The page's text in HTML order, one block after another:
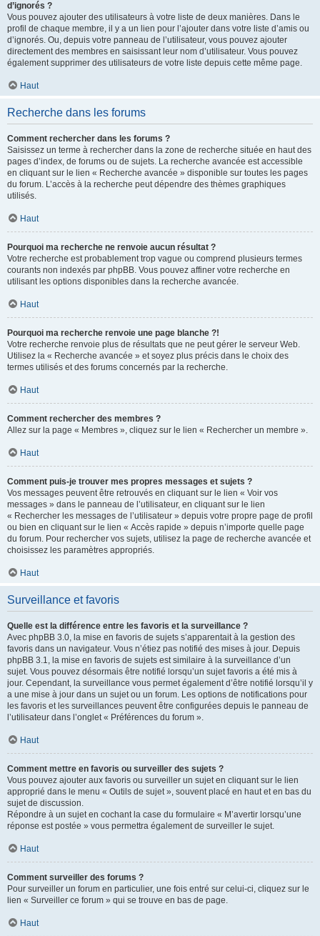
d’ignorés ?
Vous pouvez ajouter des utilisateurs à votre liste de deux manières. Dans le
profil de chaque membre, il y a un lien pour l’ajouter dans votre liste d’amis ou
d’ignorés. Ou, depuis votre panneau de l’utilisateur, vous pouvez ajouter
directement des membres en saisissant leur nom d’utilisateur. Vous pouvez
également supprimer des utilisateurs de votre liste depuis cette même page.
Haut
Recherche dans les forums
Comment rechercher dans les forums ?
Saisissez un terme à rechercher dans la zone de recherche située en haut des
pages d’index, de forums ou de sujets. La recherche avancée est accessible
en cliquant sur le lien « Recherche avancée » disponible sur toutes les pages
du forum. L’accès à la recherche peut dépendre des thèmes graphiques
utilisés.
Haut
Pourquoi ma recherche ne renvoie aucun résultat ?
Votre recherche est probablement trop vague ou comprend plusieurs termes
courants non indexés par phpBB. Vous pouvez affiner votre recherche en
utilisant les options disponibles dans la recherche avancée.
Haut
Pourquoi ma recherche renvoie une page blanche ?!
Votre recherche renvoie plus de résultats que ne peut gérer le serveur Web.
Utilisez la « Recherche avancée » et soyez plus précis dans le choix des
termes utilisés et des forums concernés par la recherche.
Haut
Comment rechercher des membres ?
Allez sur la page « Membres », cliquez sur le lien « Rechercher un membre ».
Haut
Comment puis-je trouver mes propres messages et sujets ?
Vos messages peuvent être retrouvés en cliquant sur le lien « Voir vos
messages » dans le panneau de l’utilisateur, en cliquant sur le lien
« Rechercher les messages de l’utilisateur » depuis votre propre page de profil
ou bien en cliquant sur le lien « Accès rapide » depuis n’importe quelle page
du forum. Pour rechercher vos sujets, utilisez la page de recherche avancée et
choisissez les paramètres appropriés.
Haut
Surveillance et favoris
Quelle est la différence entre les favoris et la surveillance ?
Avec phpBB 3.0, la mise en favoris de sujets s’apparentait à la gestion des
favoris dans un navigateur. Vous n’étiez pas notifié des mises à jour. Depuis
phpBB 3.1, la mise en favoris de sujets est similaire à la surveillance d’un
sujet. Vous pouvez désormais être notifié lorsqu’un sujet favoris a été mis à
jour. Cependant, la surveillance vous permet également d’être notifié lorsqu’il y
a une mise à jour dans un sujet ou un forum. Les options de notifications pour
les favoris et les surveillances peuvent être configurées depuis le panneau de
l’utilisateur dans l’onglet « Préférences du forum ».
Haut
Comment mettre en favoris ou surveiller des sujets ?
Vous pouvez ajouter aux favoris ou surveiller un sujet en cliquant sur le lien
approprié dans le menu « Outils de sujet », souvent placé en haut et en bas du
sujet de discussion.
Répondre à un sujet en cochant la case du formulaire « M’avertir lorsqu’une
réponse est postée » vous permettra également de surveiller le sujet.
Haut
Comment surveiller des forums ?
Pour surveiller un forum en particulier, une fois entré sur celui-ci, cliquez sur le
lien « Surveiller ce forum » qui se trouve en bas de page.
Haut